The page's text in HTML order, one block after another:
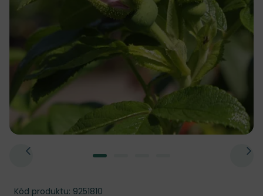
Kód produktu: 9251810